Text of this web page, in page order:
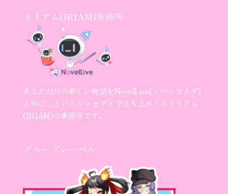
イリアム(IRIAM)事務所
あなただけの新しい物語をNovelLive(ノベルライブ)
と共に…というコンセプトで立ち上がったイリアム
(IRIAM)の事務所です。
グループレーベル